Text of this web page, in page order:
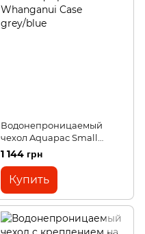
Водонепроницаемый
чехол Aquapac Small
Whanganui Case grey/blue
1 144 грн
Купить